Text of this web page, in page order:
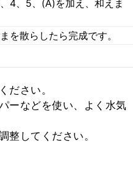
4、5、(A)を加え、和えま
を散らしたら完成です。
ださい。
ーなどを使い、よく水気
整してください。